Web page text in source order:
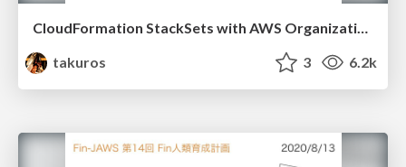
CloudFormation StackSets with AWS Organizations
takuros
3 6.2k